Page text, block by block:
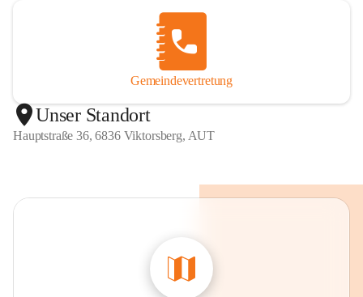
Gemeindevertretung
Unser Standort
Hauptstraße 36, 6836 Viktorsberg, AUT